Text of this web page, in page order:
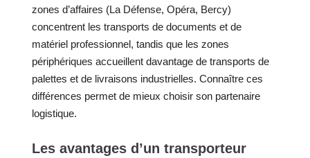
zones d’affaires (La Défense, Opéra, Bercy)
concentrent les transports de documents et de
matériel professionnel, tandis que les zones
périphériques accueillent davantage de transports de
palettes et de livraisons industrielles. Connaître ces
différences permet de mieux choisir son partenaire
logistique.
Les avantages d’un transporteur